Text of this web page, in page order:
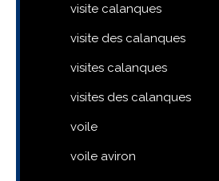
visite calanques
visite des calanques
visites calanques
visites des calanques
voile
voile aviron